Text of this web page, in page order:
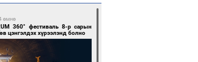
өмнө
360° фестиваль 8-р сарын
цэнгэлдэх хүрээлэнд болно